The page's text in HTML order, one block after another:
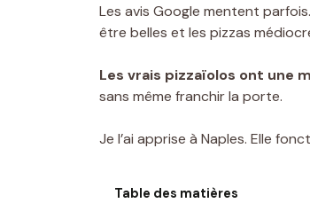
Les avis Google mentent
être belles et les pizzas
Les vrais pizzaïolos ont une
sans même franchir la porte.
Je l’ai apprise à Naples. Elle
Table des matières